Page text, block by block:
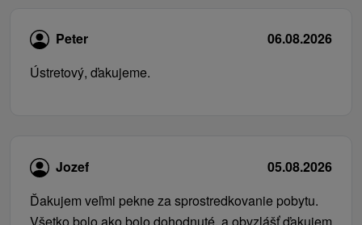
Peter
06.08.2026
Ústretový, ďakujeme.
Jozef
05.08.2026
Ďakujem veľmi pekne za sprostredkovanie pobytu.